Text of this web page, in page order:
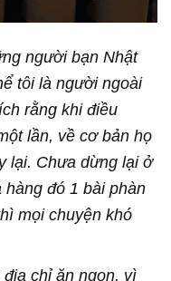
người bạn Nhật
tôi là người ngoài
rằng khi điều
lần, về cơ bản họ
lại. Chưa dừng lại ở
đó 1 bài phàn
mọi chuyện khó
chỉ ăn ngon, vì